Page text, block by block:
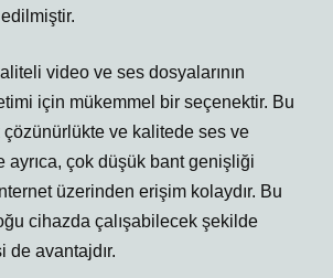
video ve ses dosyalarının
için mükemmel bir seçenektir. Bu
ve kalitede ses ve
ayrıca, çok düşük bant genişliği
üzerinden erişim kolaydır. Bu
cihazda çalışabilecek şekilde
de avantajdır.